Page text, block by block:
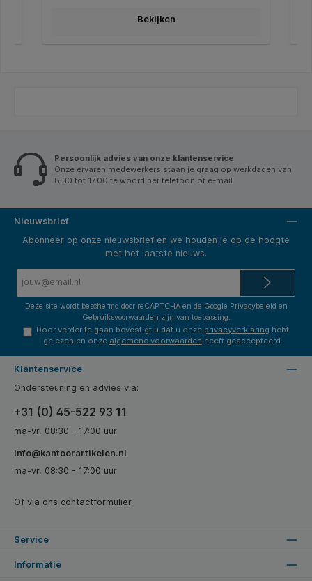
Bekijken
Persoonlijk advies van onze klantenservice
Onze ervaren medewerkers staan je graag op werkdagen van
8.30 tot 17.00 te woord per telefoon of e-mail.
Nieuwsbrief
Abonneer op onze nieuwsbrief en we houden je op de hoogte
met het laatste nieuws.
Deze site wordt beschermd door reCAPTCHA en de Google Privacybeleid en
Gebruiksvoorwaarden zijn van toepassing.
Door verder te gaan bevestigt u dat u onze privacyverklaring hebt
gelezen en onze algemene voorwaarden heeft geaccepteerd.
Klantenservice
Ondersteuning en advies via:
+31 (0) 45-522 93 11
ma-vr, 08:30 - 17:00 uur
info@kantoorartikelen.nl
ma-vr, 08:30 - 17:00 uur
Of via ons contactformulier.
Service
Informatie